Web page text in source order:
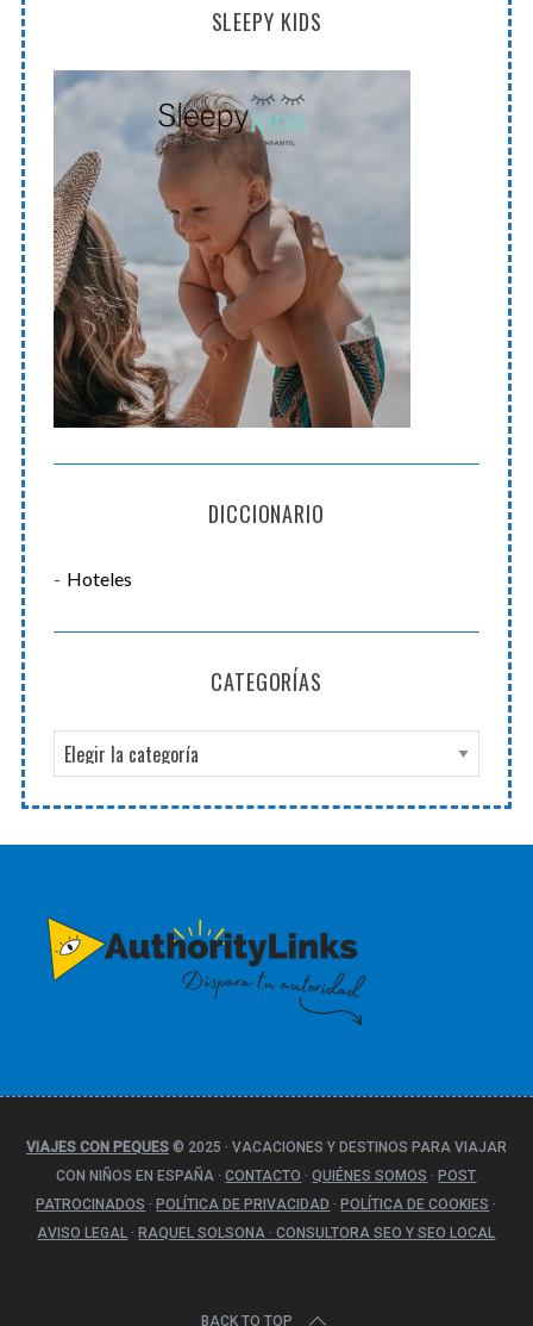
SLEEPY KIDS
DICCIONARIO
Hoteles
CATEGORÍAS
a
t
e
o
r
í
VIAJES CON PEQUES© 2025 · VACACIONES Y DESTINOS PARA VIAJAR
CON NIÑOS EN ESPAÑA · CONTACTO · QUIÉNES SOMOS · POST
PATROCINADOS · POLÍTICA DE PRIVACIDAD · POLÍTICA DE COOKIES ·
AVISO LEGAL · RAQUEL SOLSONA · CONSULTORA SEO Y SEO LOCAL
BACK TO TOP